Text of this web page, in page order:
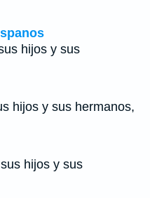
hijos y sus
hijos y sus hermanos,
hijos y sus